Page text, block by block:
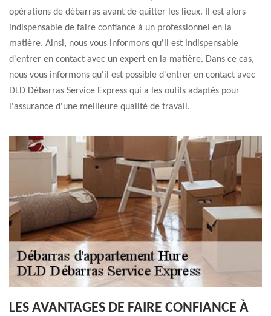
opérations de débarras avant de quitter les lieux. Il est alors
indispensable de faire confiance à un professionnel en la
matière. Ainsi, nous vous informons qu'il est indispensable
d'entrer en contact avec un expert en la matière. Dans ce cas,
nous vous informons qu'il est possible d'entrer en contact avec
DLD Débarras Service Express qui a les outils adaptés pour
l'assurance d'une meilleure qualité de travail.
LES AVANTAGES DE FAIRE CONFIANCE À